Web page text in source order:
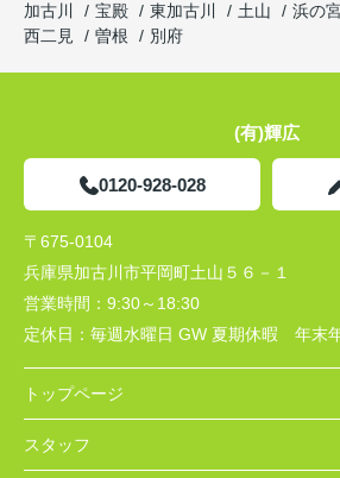
加古川
宝殿 東加古川 土山 浜の
西二見
曽根 別府
(有)輝広
0120-928-028
〒675-0104
兵庫県加古川市平岡町土山５６－１
営業時間： 9:30～18:30
定休日： 毎週水曜日 GW 夏期休暇 年末
トップページ
スタッフ